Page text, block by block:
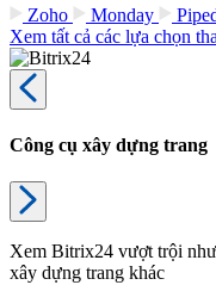
Zoho
Monday
Xem tất cả các lựa chọn
Công cụ xây dựng trang
Xem Bitrix24 vượt trội
xây dựng trang khác